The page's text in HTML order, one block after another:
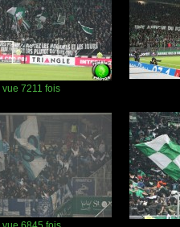
vue 7211 fois